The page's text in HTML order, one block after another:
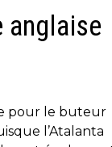
anglaise
pour le buteur
l’Atalanta